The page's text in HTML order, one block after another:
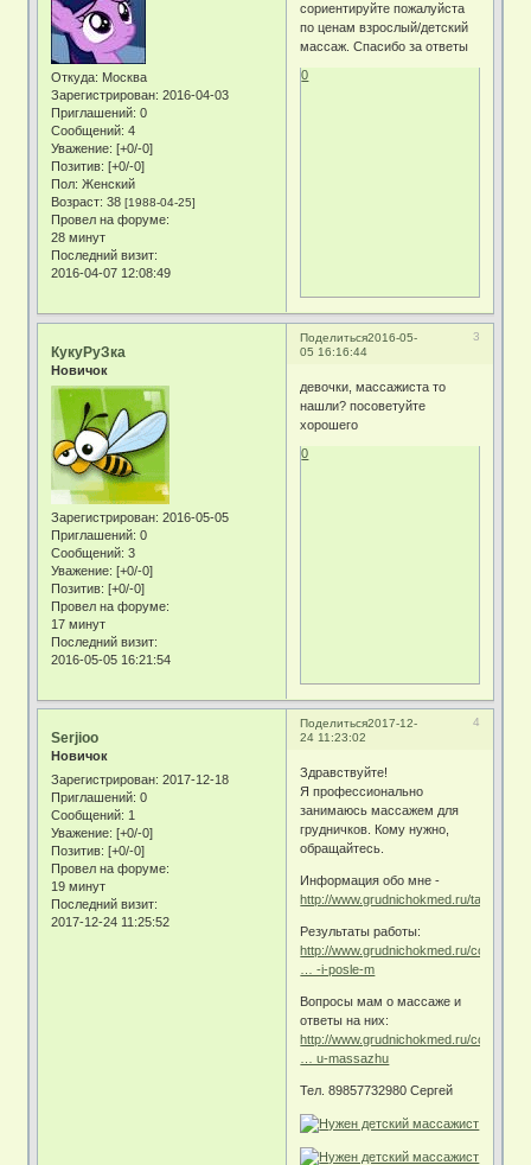
Откуда: Москва
Зарегистрирован: 2016-04-03
Приглашений: 0
Сообщений: 4
Уважение: [+0/-0]
Позитив: [+0/-0]
Пол: Женский
Возраст: 38[1988-04-25]
Провел на форуме:
28 минут
Последний визит:
2016-04-07 12:08:49
сориентируйте пожалуйста
по ценам взрослый/детский
массаж. Спасибо за ответы
0
Поделиться 3
2016-05-
05 16:16:44
КукуРуЗка
Новичок
Зарегистрирован: 2016-05-05
Приглашений: 0
Сообщений: 3
Уважение: [+0/-0]
Позитив: [+0/-0]
Провел на форуме:
17 минут
Последний визит:
2016-05-05 16:21:54
девочки, массажиста то
нашли? посоветуйте
хорошего
0
Поделиться 4
2017-12-
24 11:23:02
Serjioo
Новичок
Зарегистрирован: 2017-12-18
Приглашений: 0
Сообщений: 1
Уважение: [+0/-0]
Позитив: [+0/-0]
Провел на форуме:
19 минут
Последний визит:
2017-12-24 11:25:52
Здравствуйте!
Я профессионально
занимаюсь массажем для
грудничков. Кому нужно,
обращайтесь.
Информация обо мне -
http://www.grudnichokmed.ru/
Результаты работы:
http://www.grudnichokmed.ru/content/
… -i-posle-m
Вопросы мам о массаже и
ответы на них:
http://www.grudnichokmed.ru/content/
… u-massazhu
Тел. 89857732980 Сергей